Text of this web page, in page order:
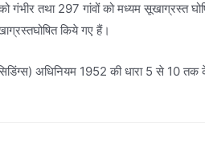
तथा 297 गांवों को मध्यम सूखाग्रस्त
किये गए हैं।
अधिनियम 1952 की धारा 5 से 10 तक